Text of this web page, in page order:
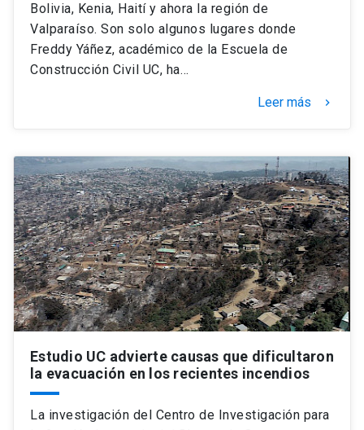
Bolivia, Kenia, Haití y ahora la región de
Valparaíso. Son solo algunos lugares donde
Freddy Yáñez, académico de la Escuela de
Construcción Civil UC, ha…
Leer más keyboard_arrow_right
Estudio UC advierte causas que dificultaron
la evacuación en los recientes incendios
La investigación del Centro de Investigación para